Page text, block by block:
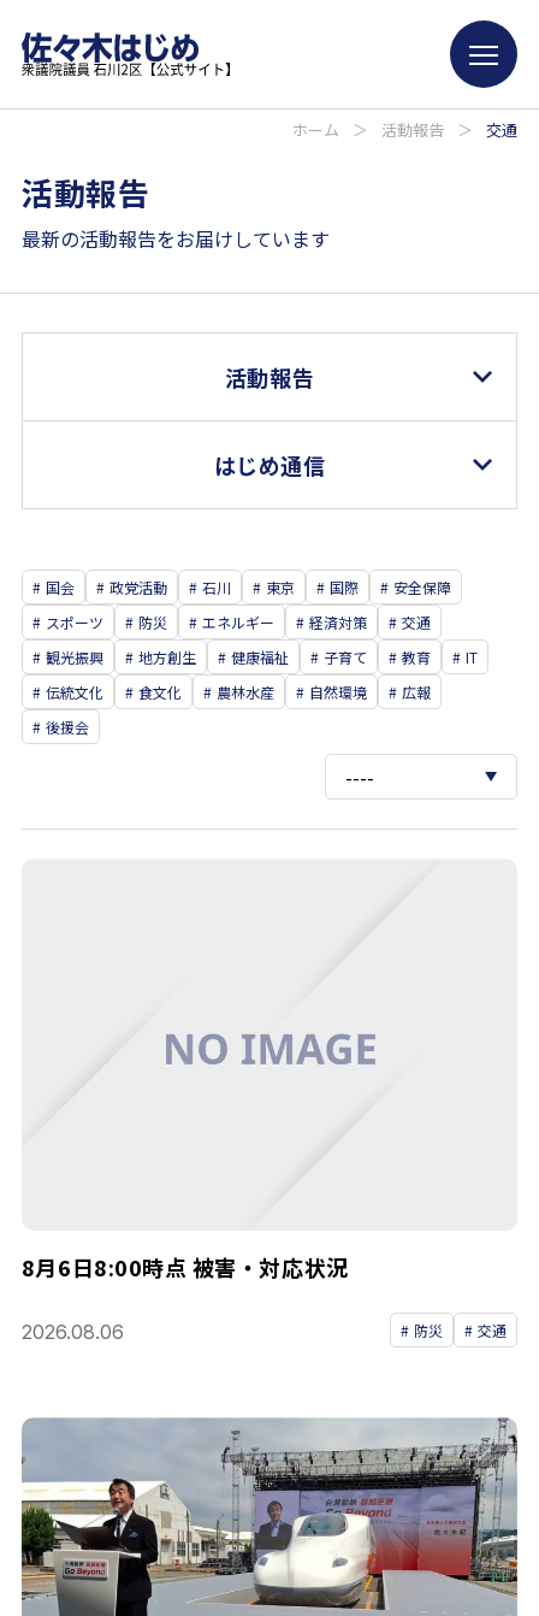
ホーム ＞ 活動報告 ＞ 交通
活動報告
最新の活動報告をお届けしています
活動報告
はじめ通信
国会 政党活動 石川 東京 国際
安全保障
スポーツ
防災 エネルギー 経済対策
交通
観光振興
地方創生 健康福祉 子育て 教育
IT
伝統文化
食文化 農林水産 自然環境
広報
後援会
8月6日8:00時点 被害・対応状況
2026.08.06 防災 交通